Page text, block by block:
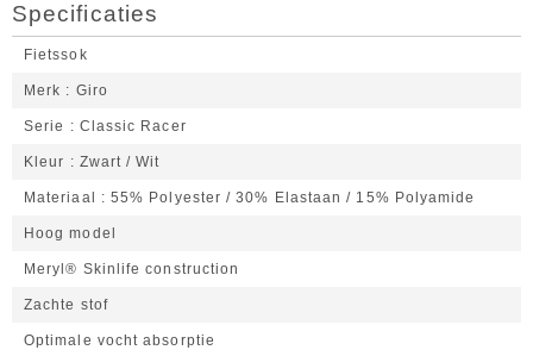
Specificaties
Fietssok
Merk Giro
Serie Classic Racer
Kleur Zwart / Wit
Materiaal 55% Polyester / 30% Elastaan / 15% Polyamide
Hoog model
Meryl® Skinlife construction
Zachte stof
Optimale vocht absorptie